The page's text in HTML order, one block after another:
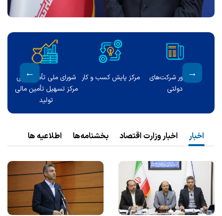
برنامه جامع اصلاح نظام
اداری
درگاه ملی مجوزها ارتباط با مدیر کل
اخبار اخبار وزارت اقتصاد بخشنامه‌ها اطلاعیه ها